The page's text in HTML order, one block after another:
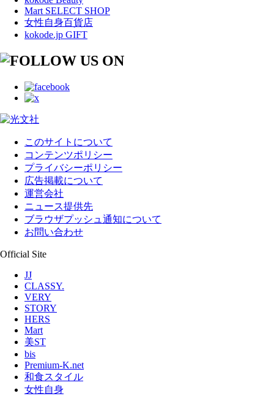
Mart SELECT SHOP
女性自身百貨店
kokode.jp GIFT
このサイトについて
コンテンツポリシー
プライバシーポリシー
広告掲載について
運営会社
ニュース提供先
ブラウザプッシュ通知について
お問い合わせ
Official Site
JJ
CLASSY.
VERY
STORY
HERS
Mart
美ST
bis
Premium-K.net
和食スタイル
女性自身